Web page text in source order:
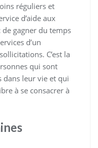
réguliers et
d’aide aux
gagner du temps
d’un
C’est la
qui sont
dans leur vie et qui
à se consacrer à